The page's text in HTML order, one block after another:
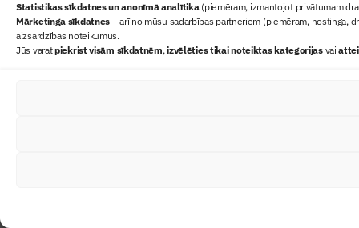
Statistikas sīkdatnes un anonīmā analītika(piemēram, izmantojot privātumam
Mārketinga sīkdatnes – arī no mūsu sadarbības partneriem (piemēram, hostinga,
aizsardzības noteikumus.
Jūs varatpiekrist visām sīkdatnēm,izvēlēties tikai noteiktas kategorijasvai